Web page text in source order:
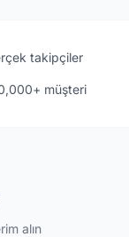
takipçiler
müşteri
alın